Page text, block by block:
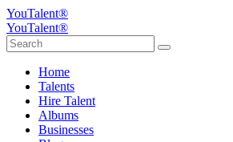
YouTalent®
YouTalent®
Home
Talents
Hire Talent
Albums
Businesses